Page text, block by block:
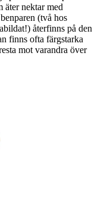
äter nektar med
(två hos
återfinns på den
finns ofta färgstarka
mot varandra över